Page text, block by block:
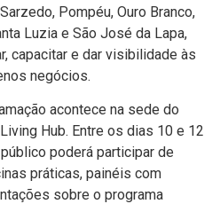
Pompéu, Ouro Branco,
Luzia e São José da Lapa,
capacitar e dar visibilidade às
negócios.
acontece na sede do
Hub. Entre os dias 10 e 12
poderá participar de
práticas, painéis com
sobre o programa